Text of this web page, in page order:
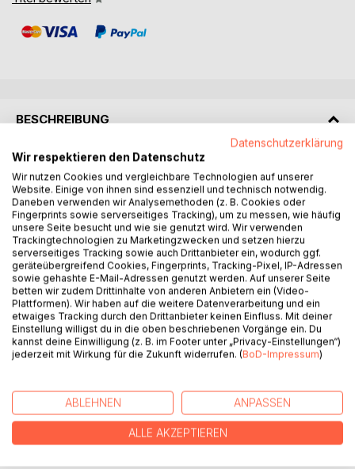
BESCHREIBUNG
In dem Buch ‚Psyche’ beschreibt Tom Amarque die
Struktur, die Selbstorganisation sowie die Evolution der
Psyche und liefert damit nicht nur eine anwendbare
Landkarte des Geistes, sondern auch einen fundamentalen
Entwurf für die zukünftige psychische Entwicklung des
Menschen. Aufbauend auf der Frage, was psychisch
überhaupt beobachtbar ist, entwirft der Autor nach
systemtheoretischen wie kybernetischen Gesichtspunkten
ein konsistentes Modell über das Wesen der Psyche,
dessen Kernthese lautet, dass alles, was beobachtet wird,
im Rahmen der Evolution und zum Zwecke der Selbst-
Bewusstwerdung geschieht.
AUTOR/IN
Datenschutzerklärung
Wir respektieren den Datenschutz
Wir nutzen Cookies und vergleichbare Technologien auf unserer
Website. Einige von ihnen sind essenziell und technisch notwendig.
Daneben verwenden wir Analysemethoden (z. B. Cookies oder
Fingerprints sowie serverseitiges Tracking), um zu messen, wie häufig
unsere Seite besucht und wie sie genutzt wird. Wir verwenden
Trackingtechnologien zu Marketingzwecken und setzen hierzu
serverseitiges Tracking sowie auch Drittanbieter ein, wodurch ggf.
geräteübergreifend Cookies, Fingerprints, Tracking-Pixel, IP-Adressen
sowie gehashte E-Mail-Adressen genutzt werden. Auf unserer Seite
betten wir zudem Drittinhalte von anderen Anbietern ein (Video-
Plattformen). Wir haben auf die weitere Datenverarbeitung und ein
etwaiges Tracking durch den Drittanbieter keinen Einfluss. Mit deiner
Einstellung willigst du in die oben beschriebenen Vorgänge ein. Du
kannst deine Einwilligung (z. B. im Footer unter „Privacy-Einstellungen“)
jederzeit mit Wirkung für die Zukunft widerrufen. (BoD-Impressum)
ABLEHNEN ANPASSEN
ALLE AKZEPTIEREN